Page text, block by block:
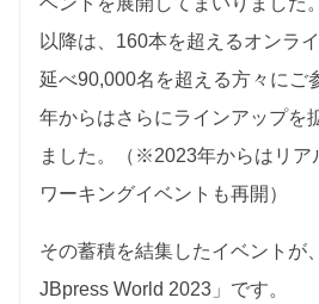
以降は、160本を超えるオンラ
延べ90,000名を超える方々にご
年からはさらにラインアップを
ました。（※2023年からはリア
ワーキングイベントも再開）
その蓄積を結集したイベントが
JBpress World 2023」です。